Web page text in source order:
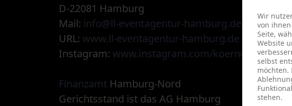
D-22081 Hamburg
Mail: info@ll-eventagentur-hamburg.de
URL: www.ll-eventagentur-hamburg.de
Instagram: www.instagram.com/
Finanzamt Hamburg-Nord
Gerichtsstand ist das AG Hamburg
Wir
von
Seite,
Website
selbst
möchten.
stehen.